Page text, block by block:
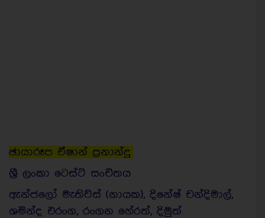
ඡායාරූප ඒෂාන් ප්‍රනාන්දු
ශ්‍රී ලංකා ටෙස්ට් සංචිතය
ඇන්ජලෝ මැතිව්ස් (නායක), දිනේෂ් චන්දිමාල්,
ශමින්ද එරංග, රංගන හේරත්, දිමුත්